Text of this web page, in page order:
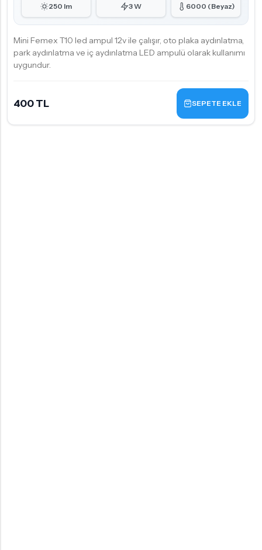
250 lm 3 W 6000 (Beyaz)
Mini Femex T10 led ampul 12v ile çalışır, oto plaka aydınlatma,
park aydınlatma ve iç aydınlatma LED ampulü olarak kullanımı
uygundur.
400 TL SEPETE EKLE